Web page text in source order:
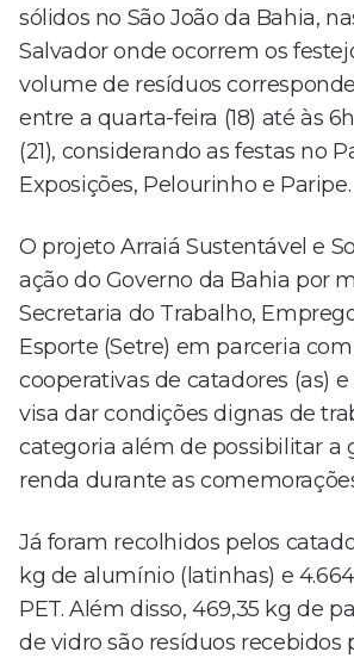
sólidos no São João da Bahia,
Salvador onde ocorrem os
volume de resíduos
entre a quarta-feira (18) até às
(21), considerando as festas no
Exposições, Pelourinho e Paripe.
O projeto Arraiá Sustentável e
ação do Governo da Bahia por
Secretaria do Trabalho,
Esporte (Setre) em parceria
cooperativas de catadores (as)
visa dar condições dignas de
categoria além de possibilitar a
renda durante as
Já foram recolhidos pelos
kg de alumínio (latinhas) e
PET. Além disso, 469,35 kg de
de vidro são resíduos recebidos